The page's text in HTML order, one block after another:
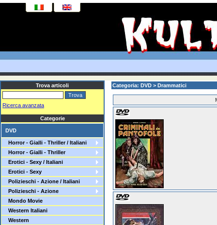
Trova articoli
Ricerca avanzata
Categorie
DVD
Horror - Gialli - Thriller / Italiani
Horror - Gialli - Thriller
Erotici - Sexy / Italiani
Erotici - Sexy
Polizieschi - Azione / Italiani
Polizieschi - Azione
Mondo Movie
Western Italiani
Western
Categoria: DVD > Drammatici